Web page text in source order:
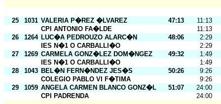
25 1031 VALERIA P�REZ �LVAREZ 47:13
11:13
CPI ANTONIO FA�LDE
11:13
26
1264 LUC�A PEDROUZO ALARC�N 48:06
2:29
IES N�1 O CARBALLI�O
2:29
27
1269 CARMELA GONZ�LEZ DOM�NGEZ 49:32
1:49
IES N�1 O CARBALLI�O
1:49
28
1043 BEL�N FERN�NDEZ JES�S 50:26
9:26
COLEGIO PABLO VI F�TIMA
9:26
29
1059 ANGELA CARMEN BLANCO GONZ�LEZ 51:07
24:00
CPI PADRENDA
24:00